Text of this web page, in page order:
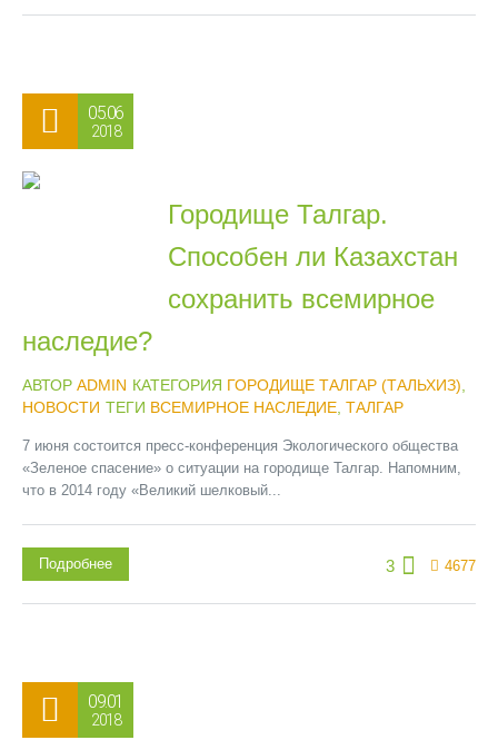
05.06
2018
Городище Талгар.
Способен ли Казахстан
сохранить всемирное
наследие?
АВТОР ADMIN КАТЕГОРИЯ ГОРОДИЩЕ ТАЛГАР (ТАЛЬХИЗ)
НОВОСТИ ТЕГИ ВСЕМИРНОЕ НАСЛЕДИЕ ТАЛГАР
7 июня состоится пресс-конференция Экологического общества
«Зеленое спасение» о ситуации на городище Талгар. Напомним,
что в 2014 году «Великий шелковый...
3 4677
Подробнее
09.01
2018